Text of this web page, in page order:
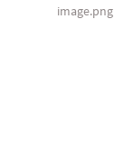
image.png